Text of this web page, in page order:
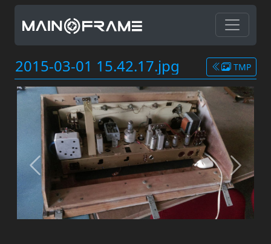
2015-03-01 15.42.17.jpg TMP